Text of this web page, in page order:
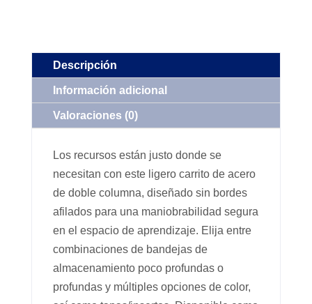
Descripción
Información adicional
Valoraciones (0)
Los recursos están justo donde se
necesitan con este ligero carrito de acero
de doble columna, diseñado sin bordes
afilados para una maniobrabilidad segura
en el espacio de aprendizaje. Elija entre
combinaciones de bandejas de
almacenamiento poco profundas o
profundas y múltiples opciones de color,